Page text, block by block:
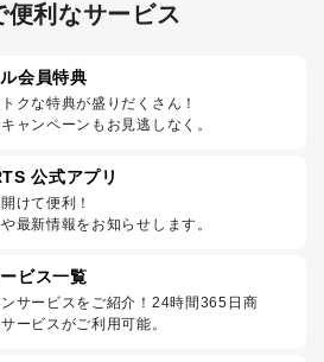
便利なサービス
会員特典
クな特典が盛りだくさん！
ャンペーンもお見逃しなく。
公式アプリ
けて便利！
最新情報をお知らせします。
ビス一覧
サービスをご紹介！24時間365日商
ービスがご利用可能。